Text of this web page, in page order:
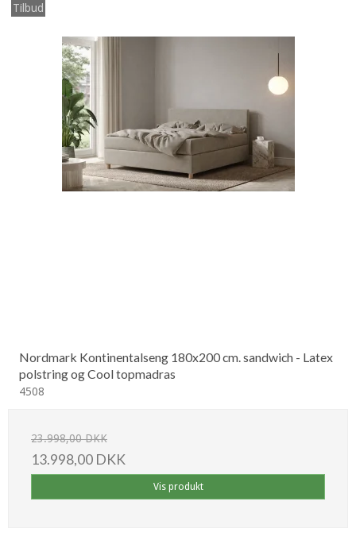
Tilbud
Nordmark Kontinentalseng 180x200 cm. sandwich - Latex
polstring og Cool topmadras
4508
23.998,00 DKK
13.998,00 DKK
Vis produkt